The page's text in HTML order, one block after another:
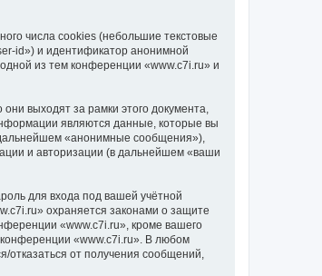
числа cookies (небольшие текстовые
id») и идентификатор анонимной
из тем конференции «www.c7i.ru» и
выходят за рамки этого документа,
являются данные, которые вы
«анонимные сообщения»),
и авторизации (в дальнейшем «ваши
для входа под вашей учётной
охраняется законами о защите
«www.c7i.ru», кроме вашего
конференции «www.c7i.ru». В любом
отказаться от получения сообщений,